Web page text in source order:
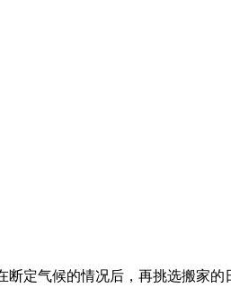
定气候的情况后，再挑选搬家的